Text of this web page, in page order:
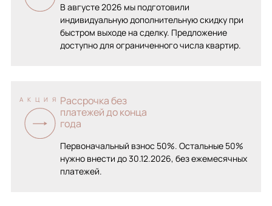
В августе 2026 мы подготовили
индивидуальную дополнительную скидку при
быстром выходе на сделку. Предложение
доступно для ограниченного числа квартир.
АКЦИЯ Рассрочка без
платежей до конца
года
Первоначальный взнос 50%. Остальные 50%
нужно внести до 30.12.2026, без ежемесячных
платежей.